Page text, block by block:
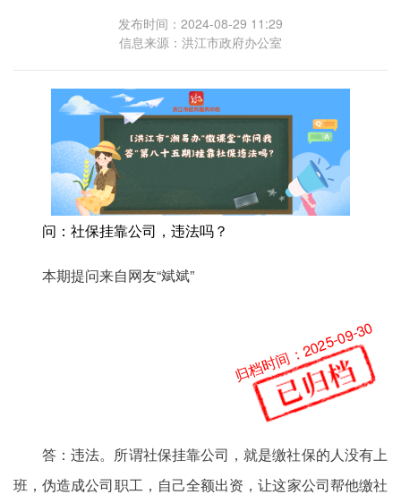
发布时间：2024-08-29 11:29
信息来源：洪江市政府办公室
问： 社保挂靠公司，违法吗？
本期提问来自网友“斌斌”
答：违法。所谓社保挂靠公司，就是缴社保的人没有上
班，伪造成公司职工，自己全额出资，让这家公司帮他缴社
归档时间：2025-09-30